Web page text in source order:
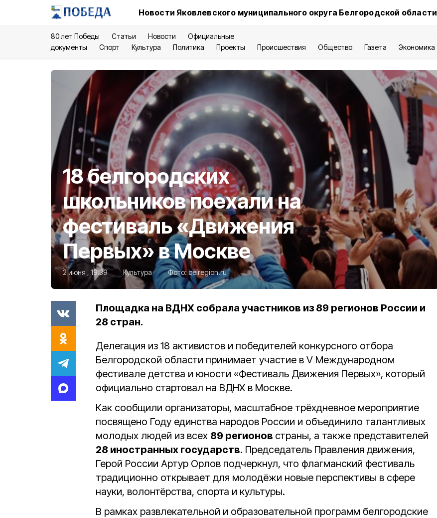
Новости Яковлевского муниципального округа Белгородской области
80 лет Победы Статьи Новости
Официальные
документы
Спорт Культура Политика Проекты Происшествия Общество Газета Экономика
18 белгородских
школьников поехали на
фестиваль «Движения
Первых» в Москве
2 июня , 19:39 Культура Фото:belregion.ru
Площадка на ВДНХ собрала участников из 89 регионов России и
28 стран.
Делегация из 18 активистов и победителей конкурсного отбора
Белгородской области принимает участие в V Международном
фестивале детства и юности «Фестиваль Движения Первых», который
официально стартовал на ВДНХ в Москве.
Как сообщили организаторы, масштабное трёхдневное мероприятие
посвящено Году единства народов России и объединило талантливых
молодых людей из всех 89 регионов страны, а также представителей
28 иностранных государств. Председатель Правления движения,
Герой России Артур Орлов подчеркнул, что флагманский фестиваль
традиционно открывает для молодёжи новые перспективы в сфере
науки, волонтёрства, спорта и культуры.
В рамках развлекательной и образовательной программ белгородские